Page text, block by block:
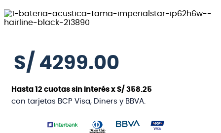
S/ 4299.00
Hasta12 cuotas sin interés xS/ 358.25
con tarjetas BCP Visa, Diners y BBVA.